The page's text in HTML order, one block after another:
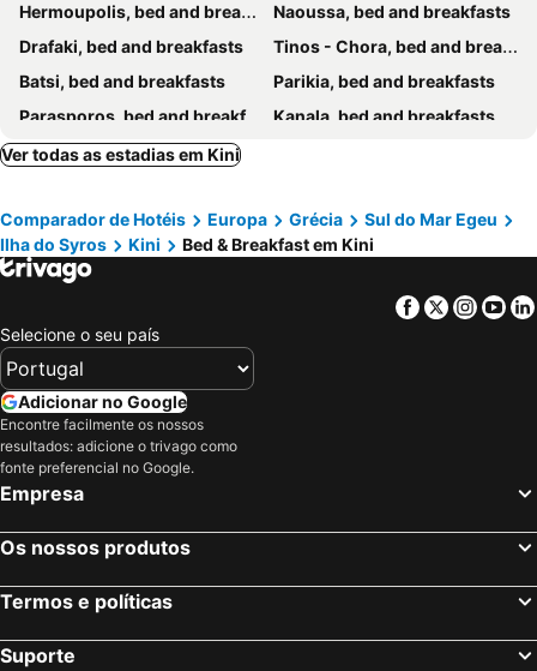
Hermoupolis, bed and breakfasts
Naoussa, bed and breakfasts
Drafaki, bed and breakfasts
Tinos - Chora, bed and breakfasts
Batsi, bed and breakfasts
Parikia, bed and breakfasts
Parasporos, bed and breakfasts
Kanala, bed and breakfasts
Serifos - Chora, bed and breakfasts
Ano Syros, bed and breakfasts
Kythnos - Chora, bed and breakfasts
Loutra, bed and breakfasts
Vari, bed and breakfasts
Agios Romanos, bed and breakfasts
Ver todas as estadias em Kini
Comparador de Hotéis Europa Grécia
Sul do Mar Egeu
Ilha do Syros
Kini Bed & Breakfast em Kini
Facebook
Twitter
Selecione o seu país
Adicionar no Google
Encontre facilmente os nossos
resultados: adicione o trivago como
fonte preferencial no Google.
Empresa
Os nossos produtos
Termos e políticas
Suporte